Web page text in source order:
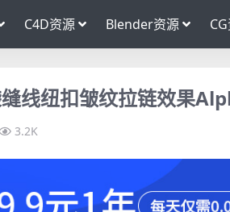
C4D资源 Blender资源
线纽扣皱纹拉链效果
3.2K